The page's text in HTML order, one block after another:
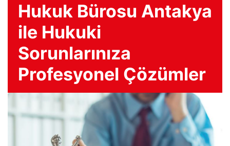
Hukuk Bürosu Antakya
ile Hukuki
Sorunlarınıza
Profesyonel Çözümler